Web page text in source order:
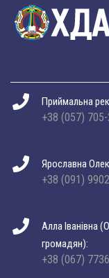
Приймальна
+38 (057) 705-
Ярославна
+38 (091)
Алла Іванівна
громадян):
+38 (067)